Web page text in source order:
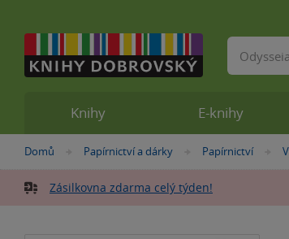
Nacházíte
zde:
Domů »Papírnictví a dárky »Papírnictví »
Zásilkovna zdarma celý týden!
Knihy E-knihy